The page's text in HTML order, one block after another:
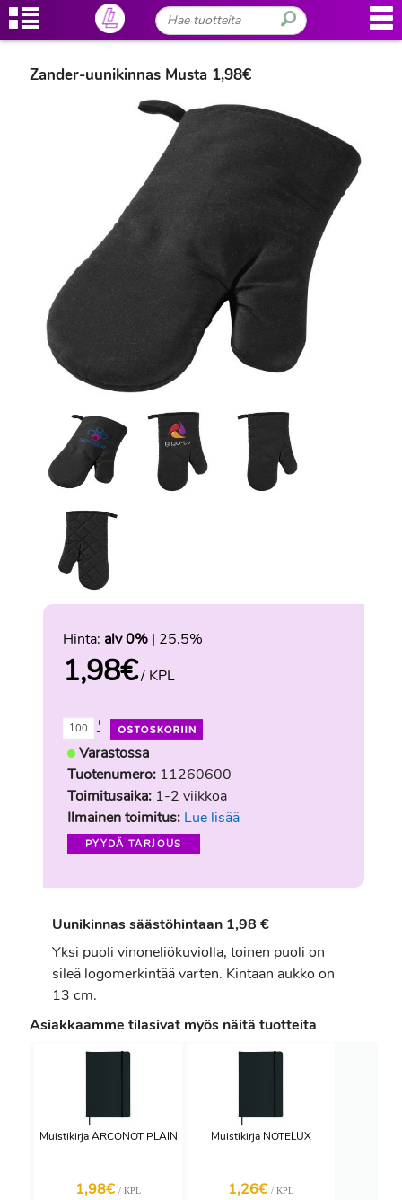
Zander-uunikinnas Musta 1,98€
Hinta: alv 0% | 25.5%
1,98€/ KPL
-
+
Varastossa
Tuotenumero: 11260600
Toimitusaika: 1-2 viikkoa
Ilmainen toimitus: Lue lisää
PYYDÄ TARJOUS
Uunikinnas säästöhintaan 1,98 €
Yksi puoli vinoneliökuviolla, toinen puoli on
sileä logomerkintää varten. Kintaan aukko on
13 cm.
Asiakkaamme tilasivat myös näitä tuotteita
Muistikirja ARCONOT PLAIN
1,98€ / KPL
Muistikirja NOTELUX
1,26€ / KPL